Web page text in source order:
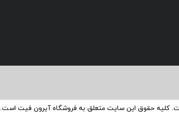
کلیه حقوق این سایت متعلق به فروشگاه آیرون فیت است.